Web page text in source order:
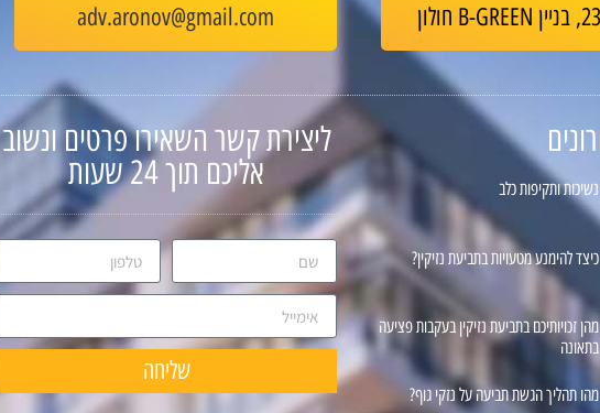
adv.aronov@gmail.com
נשיכות ותקיפות כלב
כיצד להימנע מטעויות בתביעת נזיקין?
מהן זכויותיכם בתביעת נזיקין בעקבות פציעה
בתאונה
מהו תהליך הגשת תביעה על נזקי גוף?
ליצירת קשר השאירו פרטים ונשוב
אליכם תוך 24 שעות
שליחה